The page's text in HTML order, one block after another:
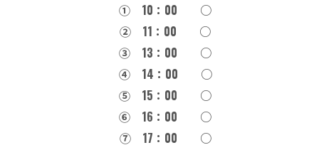
① 10：00 ○
② 11：00 ○
③ 13：00 ○
④ 14：00 ○
⑤ 15：00 ○
➅ 16：00 ○
⑦ 17：00 ○